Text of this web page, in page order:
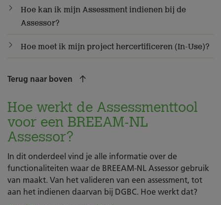
Hoe kan ik mijn Assessment indienen bij de
Assessor?
Hoe moet ik mijn project hercertificeren (In-Use)?
Terug naar boven
Hoe werkt de Assessmenttool
voor een BREEAM-NL
Assessor?
In dit onderdeel vind je alle informatie over de
functionaliteiten waar de BREEAM-NL Assessor gebruik
van maakt. Van het valideren van een assessment, tot
aan het indienen daarvan bij DGBC. Hoe werkt dat?